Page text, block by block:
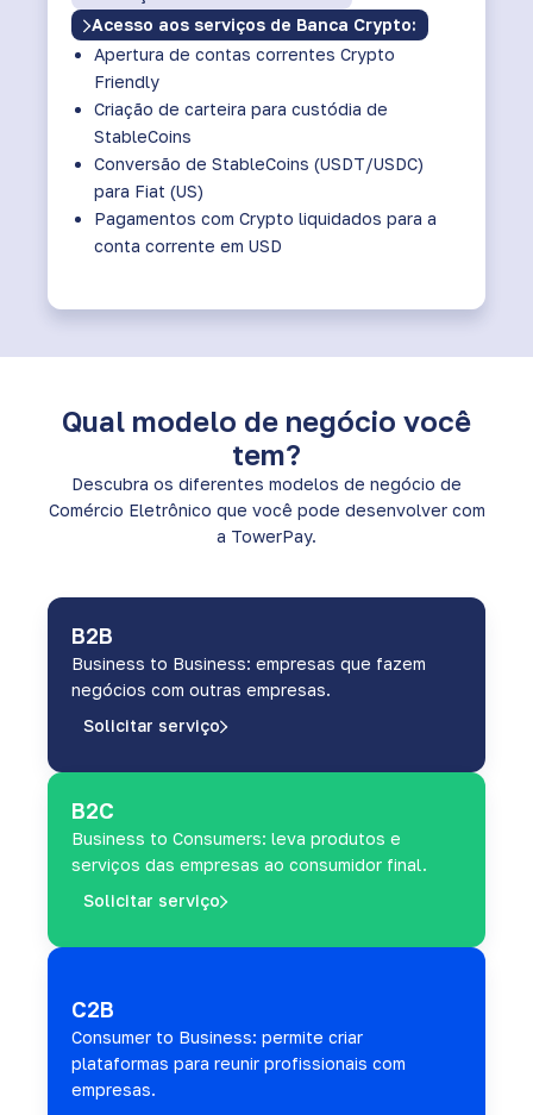
Acesso aos serviços de Banca Crypto:
Apertura de contas correntes Crypto
Friendly
Criação de carteira para custódia de
StableCoins
Conversão de StableCoins (USDT/USDC)
para Fiat (US)
Pagamentos com Crypto liquidados para a
conta corrente em USD
Qual modelo de negócio você
tem?
Descubra os diferentes modelos de negócio de
Comércio Eletrônico que você pode desenvolver com
a TowerPay.
B2B
Business to Business: empresas que fazem
negócios com outras empresas.
Solicitar serviço
B2C
Business to Consumers: leva produtos e
serviços das empresas ao consumidor final.
Solicitar serviço
C2B
Consumer to Business: permite criar
plataformas para reunir profissionais com
empresas.